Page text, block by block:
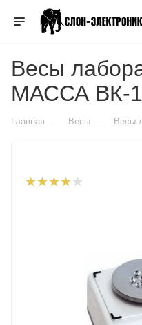
Весы
МАССА ВК-
Главная — Весы — Весы